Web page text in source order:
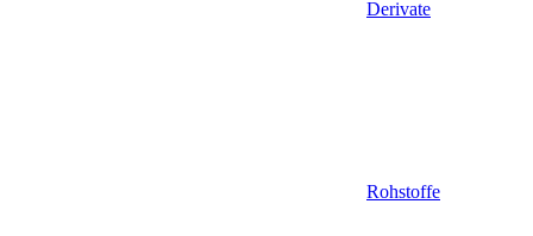
Derivate
Rohstoffe